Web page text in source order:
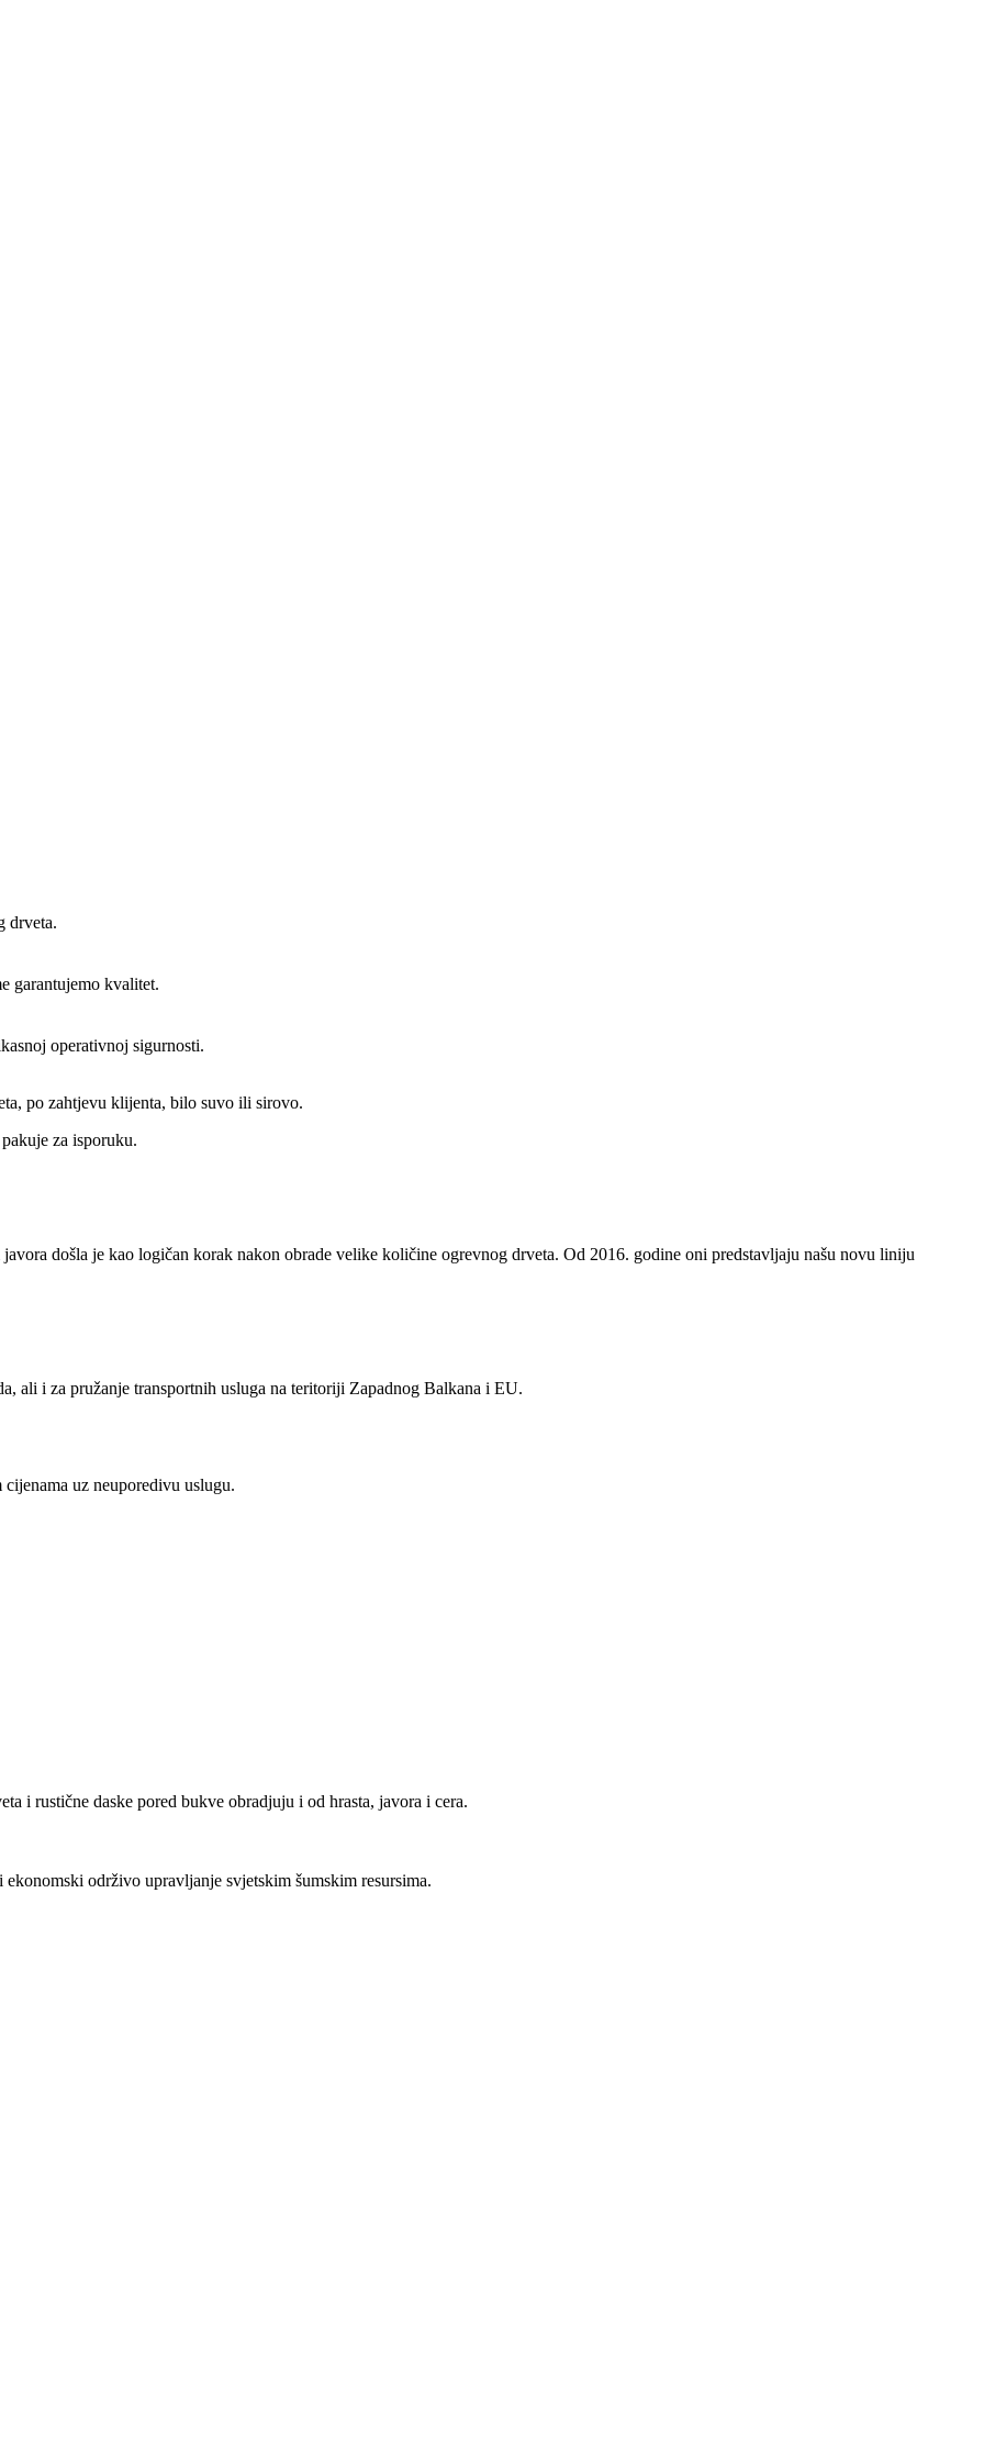
drveta.
garantujemo kvalitet.
operativnoj sigurnosti.
po zahtjevu klijenta, bilo suvo ili sirovo.
za isporuku.
došla je kao logičan korak nakon obrade velike količine ogrevnog drveta. Od 2016. godine oni predstavljaju našu novu liniju
ali i za pružanje transportnih usluga na teritoriji Zapadnog Balkana i EU.
uz neuporedivu uslugu.
i rustične daske pored bukve obradjuju i od hrasta, javora i cera.
održivo upravljanje svjetskim šumskim resursima.